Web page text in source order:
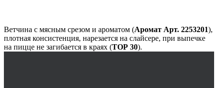
Ветчина с мясным срезом и ароматом (Аромат Арт. 2253201),
плотная консистенция, нарезается на слайсере, при выпечке
на пицце не загибается в краях (ТОР 30).